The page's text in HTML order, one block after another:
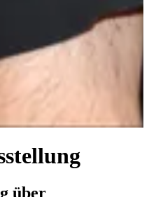
über